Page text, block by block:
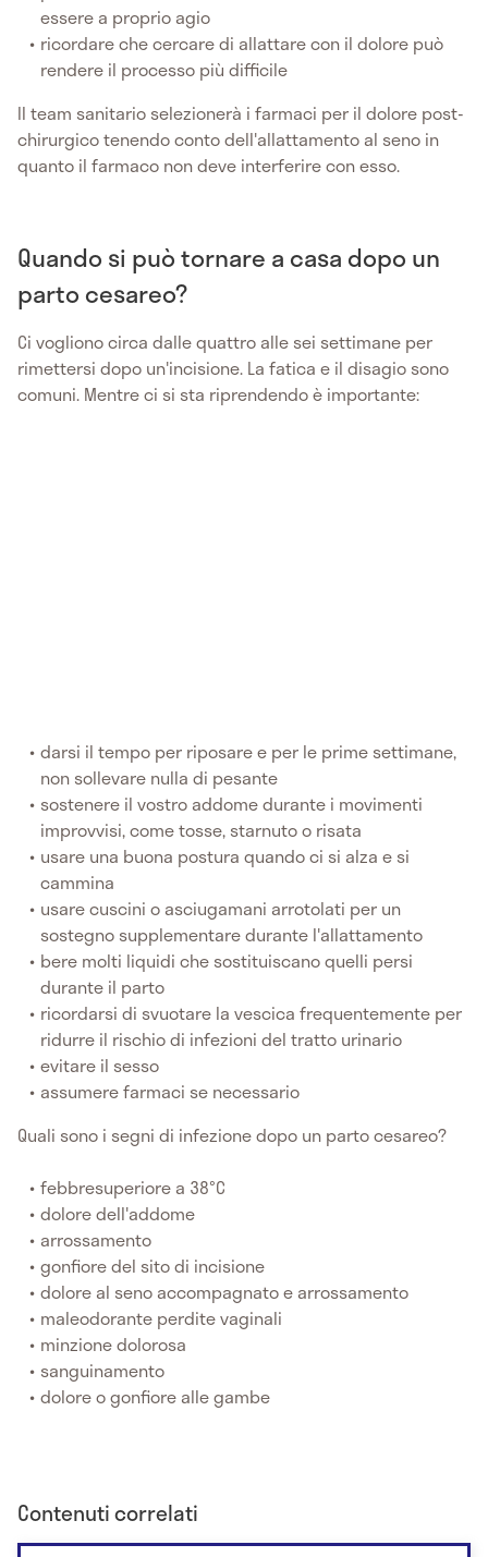
essere a proprio agio
ricordare che cercare di allattare con il dolore può
rendere il processo più difficile
Il team sanitario selezionerà i farmaci per il dolore post-
chirurgico tenendo conto dell'allattamento al seno in
quanto il farmaco non deve interferire con esso.
Quando si può tornare a casa dopo un
parto cesareo?
Ci vogliono circa dalle quattro alle sei settimane per
rimettersi dopo un'incisione. La fatica e il disagio sono
comuni. Mentre ci si sta riprendendo è importante:
darsi il tempo per riposare e per le prime settimane,
non sollevare nulla di pesante
sostenere il vostro addome durante i movimenti
improvvisi, come tosse, starnuto o risata
usare una buona postura quando ci si alza e si
cammina
usare cuscini o asciugamani arrotolati per un
sostegno supplementare durante l'allattamento
bere molti liquidi che sostituiscano quelli persi
durante il parto
ricordarsi di svuotare la vescica frequentemente per
ridurre il rischio di infezioni del tratto urinario
evitare il sesso
assumere farmaci se necessario
Quali sono i segni di infezione dopo un parto cesareo?
febbresuperiore a 38°C
dolore dell'addome
arrossamento
gonfiore del sito di incisione
dolore al seno accompagnato e arrossamento
maleodorante perdite vaginali
minzione dolorosa
sanguinamento
dolore o gonfiore alle gambe
Contenuti correlati